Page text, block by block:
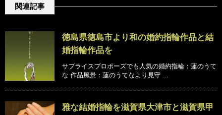
関連記事
徳島県徳島市より和の婚約指輪作品と結
婚指輪作品を
サプライスプロポーズでも人気の婚約指輪：蓮のうて
な 作品風景：蓮のうてなより見守 ...
雅な結婚指輪を滋賀県大津市と滋賀県甲